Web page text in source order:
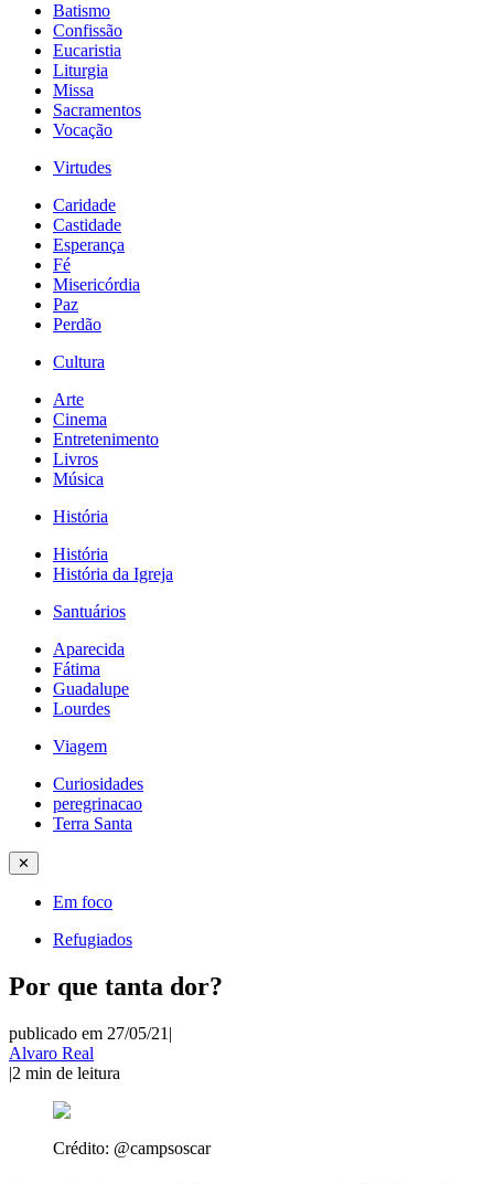
Batismo
Confissão
Eucaristia
Liturgia
Missa
Sacramentos
Vocação
Virtudes
Caridade
Castidade
Esperança
Fé
Misericórdia
Paz
Perdão
Cultura
Arte
Cinema
Entretenimento
Livros
Música
História
História
História da Igreja
Santuários
Aparecida
Fátima
Guadalupe
Lourdes
Viagem
Curiosidades
peregrinacao
Terra Santa
✕
Em foco
Refugiados
Por que tanta dor?
publicado em 27/05/21 |
Alvaro Real
|2 min de leitura
Crédito: @campsoscar